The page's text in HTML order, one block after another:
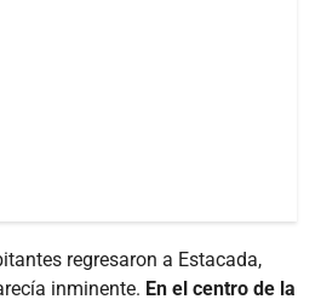
regresaron a Estacada,
inminente. En el centro de la